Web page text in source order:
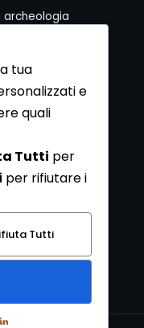
archeologia
utilizzare i
S.c.
tua
e
quali
Tutti per
per rifiutare i
Tutti